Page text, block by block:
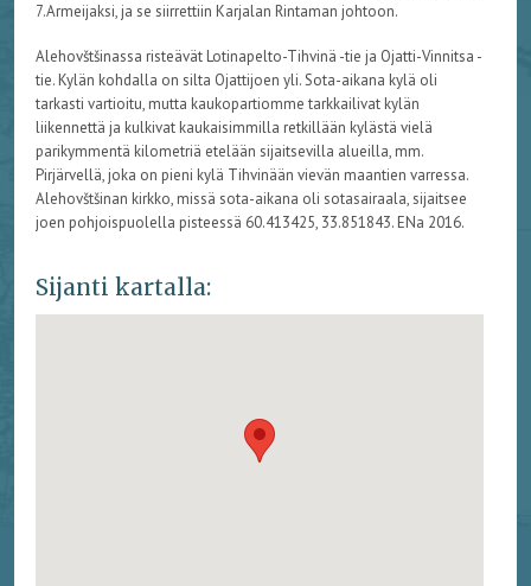
7.Armeijaksi, ja se siirrettiin Karjalan Rintaman johtoon.
Alehovštšinassa risteävät Lotinapelto-Tihvinä -tie ja Ojatti-Vinnitsa -
tie. Kylän kohdalla on silta Ojattijoen yli. Sota-aikana kylä oli
tarkasti vartioitu, mutta kaukopartiomme tarkkailivat kylän
liikennettä ja kulkivat kaukaisimmilla retkillään kylästä vielä
parikymmentä kilometriä etelään sijaitsevilla alueilla, mm.
Pirjärvellä, joka on pieni kylä Tihvinään vievän maantien varressa.
Alehovštšinan kirkko, missä sota-aikana oli sotasairaala, sijaitsee
joen pohjoispuolella pisteessä 60.413425, 33.851843. ENa 2016.
Sijanti kartalla: